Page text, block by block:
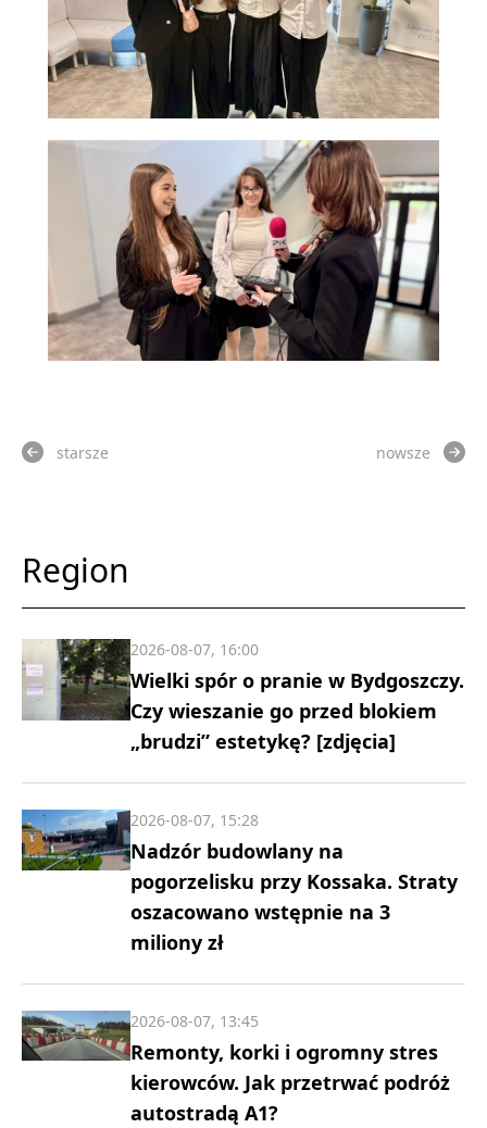
starsze nowsze
Region
Wielki spór o pranie w Bydgoszczy.
Czy wieszanie go przed blokiem
„brudzi” estetykę? [zdjęcia]
2026-08-07, 16:00
Nadzór budowlany na
pogorzelisku przy Kossaka. Straty
oszacowano wstępnie na 3
miliony zł
2026-08-07, 15:28
Remonty, korki i ogromny stres
kierowców. Jak przetrwać podróż
autostradą A1?
2026-08-07, 13:45